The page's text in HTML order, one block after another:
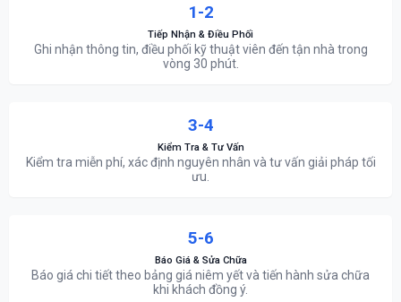
1-2
Tiếp Nhận & Điều Phối
Ghi nhận thông tin, điều phối kỹ thuật viên đến tận nhà trong
vòng 30 phút.
3-4
Kiểm Tra & Tư Vấn
Kiểm tra miễn phí, xác định nguyên nhân và tư vấn giải pháp tối
ưu.
5-6
Báo Giá & Sửa Chữa
Báo giá chi tiết theo bảng giá niêm yết và tiến hành sửa chữa
khi khách đồng ý.